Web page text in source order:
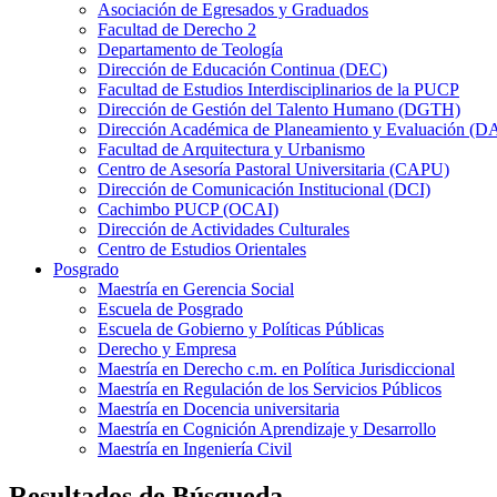
Asociación de Egresados y Graduados
Facultad de Derecho 2
Departamento de Teología
Dirección de Educación Continua (DEC)
Facultad de Estudios Interdisciplinarios de la PUCP
Dirección de Gestión del Talento Humano (DGTH)
Dirección Académica de Planeamiento y Evaluación
Facultad de Arquitectura y Urbanismo
Centro de Asesoría Pastoral Universitaria (CAPU)
Dirección de Comunicación Institucional (DCI)
Cachimbo PUCP (OCAI)
Dirección de Actividades Culturales
Centro de Estudios Orientales
Posgrado
Maestría en Gerencia Social
Escuela de Posgrado
Escuela de Gobierno y Políticas Públicas
Derecho y Empresa
Maestría en Derecho c.m. en Política Jurisdiccional
Maestría en Regulación de los Servicios Públicos
Maestría en Docencia universitaria
Maestría en Cognición Aprendizaje y Desarrollo
Maestría en Ingeniería Civil